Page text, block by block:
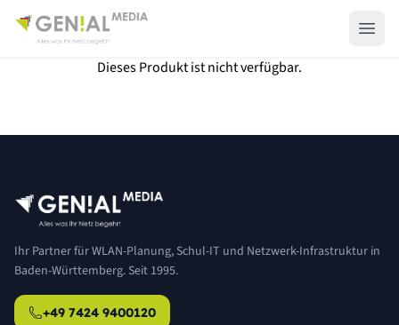
Dieses Produkt ist nicht verfügbar.
Ihr Partner für WLAN-Planung, Schul-IT und Netzwerk-Infrastruktur in
Baden-Württemberg. Seit 1995.
+49 7424 9400120